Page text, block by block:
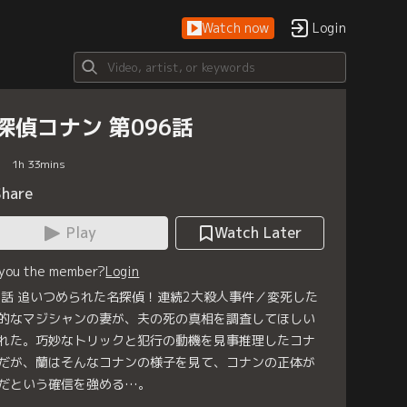
Watch now Login
偵コナン 第096話
1h 33mins
Play
Watch Later
the member?Login
追いつめられた名探偵！連続2大殺人事件／変死した
なマジシャンの妻が、夫の死の真相を調査してほしい
た。巧妙なトリックと犯行の動機を見事推理したコナ
が、蘭はそんなコナンの様子を見て、コナンの正体が
という確信を強める…。